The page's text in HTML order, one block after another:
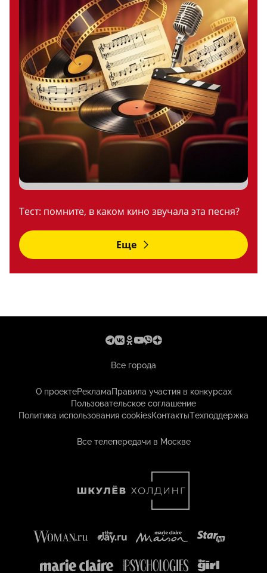
Тест: помните, в каком кино звучала эта песня?
Еще
Все города
О проектеРекламаПравила участия в конкурсах
Пользовательское соглашение
Политика использования cookiesКонтактыТехподдержка
Все телепередачи в Москве